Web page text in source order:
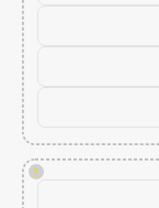
!